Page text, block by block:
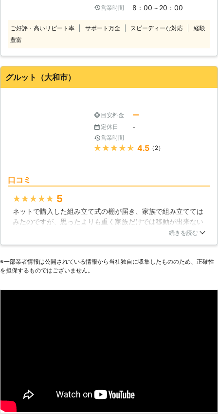
き受けます！ 1人ではできないこと、
い！ 【家具組立・移動】 こんなとき
具を移動したいとき。 便利屋 お助
け倶楽部では、基本的には法律に違反
すること以外はどんな相談も受付いた
します！ お客様の「困ったこと」が
あれば誠心誠意お力になりたいと考え
よろしくお願いいたします！
営業時間 8：00～20：00
ご好評・高いリピート率 サポート万全 スピーディーな対応
経験
豊富
グルット（大和市）
目安料金 ー
定休日 -
営業時間
★★★★★ 4.5（2）
口コミ
★★★★★ 5
ネットで購入した組み立て式の棚が届き、家族で組み立てては
みたのですが、思ったよりも重く家族だけでは移動が出来ない
という事で業者さんに手伝って貰うことにしました。若い方数
るサービス精神に感心するばかりです。
続きを読む
※⼀部業者情報は公開されている情報から当社独⾃に収集したもののため、正確性
を担保するものではございません。